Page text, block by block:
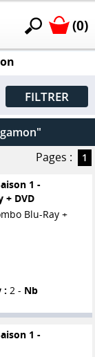
(0)
FILTRER
Pages :
1
1 -
+ DVD
Blu-Ray +
: 2 - Nb
1 -